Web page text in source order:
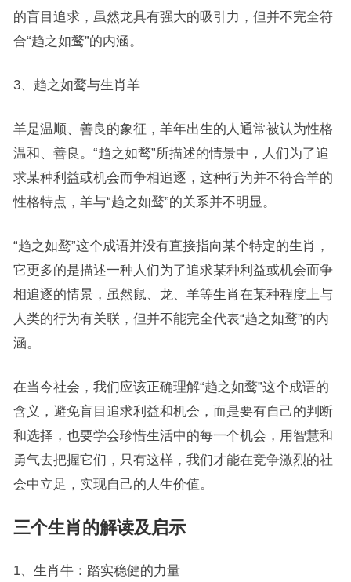
的盲目追求，虽然龙具有强大的吸引力，但并不完全符
合“趋之如鹜”的内涵。
3、趋之如鹜与生肖羊
羊是温顺、善良的象征，羊年出生的人通常被认为性格
温和、善良。“趋之如鹜”所描述的情景中，人们为了追
求某种利益或机会而争相追逐，这种行为并不符合羊的
性格特点，羊与“趋之如鹜”的关系并不明显。
“趋之如鹜”这个成语并没有直接指向某个特定的生肖，
它更多的是描述一种人们为了追求某种利益或机会而争
相追逐的情景，虽然鼠、龙、羊等生肖在某种程度上与
人类的行为有关联，但并不能完全代表“趋之如鹜”的内
涵。
在当今社会，我们应该正确理解“趋之如鹜”这个成语的
含义，避免盲目追求利益和机会，而是要有自己的判断
和选择，也要学会珍惜生活中的每一个机会，用智慧和
勇气去把握它们，只有这样，我们才能在竞争激烈的社
会中立足，实现自己的人生价值。
三个生肖的解读及启示
1、生肖牛：踏实稳健的力量